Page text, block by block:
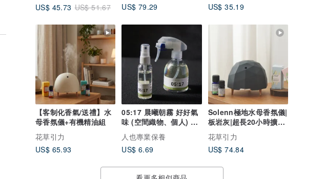
US$ 45.73 US$ 51.67
US$ 79.29
US$ 35.19
【客制化香氣/送禮】水
母香氛儀+有機精油組
花草引力
US$ 65.93
05:17 晨曦朝霧 好好氣
味 (空間織物、個人) 兩
用淡香水
人也專業保養
US$ 6.69
Solenn極地水母香氛儀|
板岩灰|超長20小時擴香/
智慧定時/世界專利
花草引力
US$ 74.84